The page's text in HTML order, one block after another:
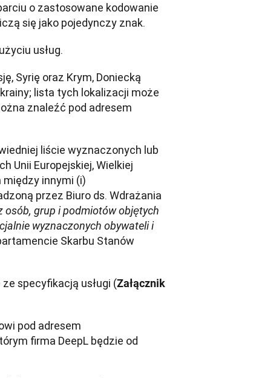
o zastosowane kodowanie
się jako pojedynczy znak.
usług.
Syrię oraz Krym, Doniecką
lista tych lokalizacji może
liście wyznaczonych lub
Unii Europejskiej, Wielkiej
innymi (i)
przez Biuro ds. Wdrażania
osób, grup i podmiotów objętych
wyznaczonych obywateli i
Skarbu Stanów
specyfikacją usługi (Załącznik
firma DeepL będzie od